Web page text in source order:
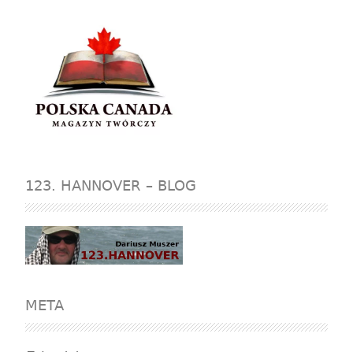
123. HANNOVER – BLOG
META